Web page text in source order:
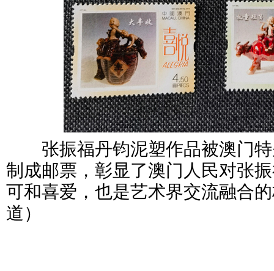
张振福丹钧泥塑作品被澳门特
制成邮票，彰显了澳门人民对张
可和喜爱，也是艺术界交流融合
道）